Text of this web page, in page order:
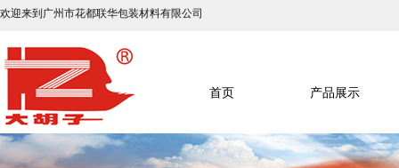
欢迎来到广州市花都联华包装材料有限公司
首页 产品展示